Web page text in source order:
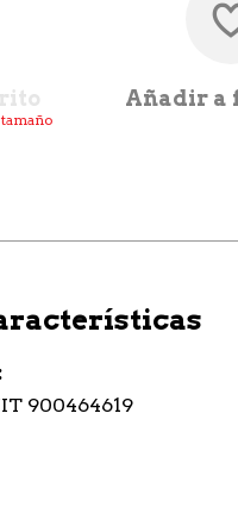
Añadir a
900464619